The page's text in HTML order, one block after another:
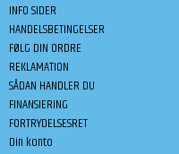
INFO SIDER
HANDELSBETINGELSER
FØLG DIN ORDRE
REKLAMATION
SÅDAN HANDLER DU
FINANSIERING
FORTRYDELSESRET
Din konto